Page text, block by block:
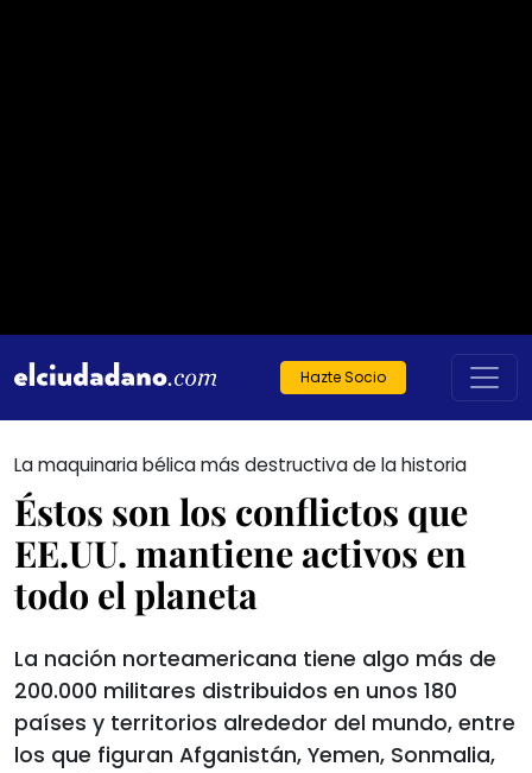
Hazte Socio
La maquinaria bélica más destructiva de la historia
Éstos son los conflictos que
EE.UU. mantiene activos en
todo el planeta
La nación norteamericana tiene algo más de
200.000 militares distribuidos en unos 180
países y territorios alrededor del mundo, entre
los que figuran Afganistán, Yemen, Sonmalia,